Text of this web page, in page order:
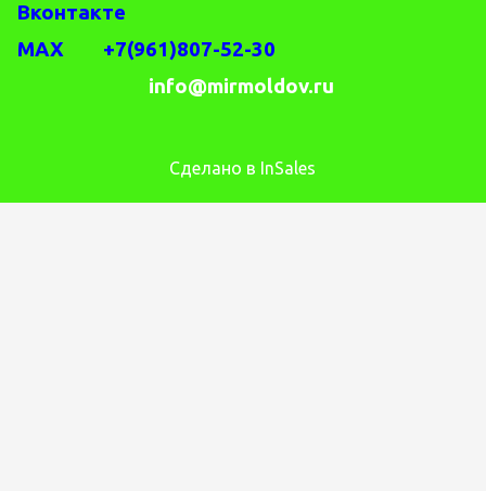
Вконтакте
MAX +7(961)807-52-30
info@mirmoldov.ru
Сделано в InSales